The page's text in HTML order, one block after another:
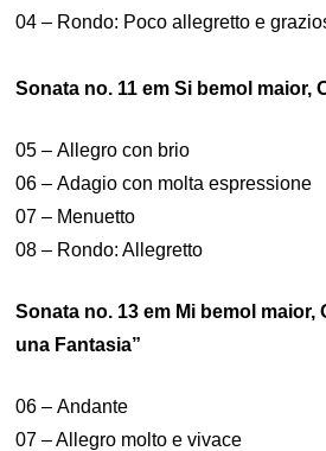
04 – Rondo: Poco allegretto e
Sonata no. 11 em Si bemol maior,
05 – Allegro con brio
06 – Adagio con molta espressione
07 – Menuetto
08 – Rondo: Allegretto
Sonata no. 13 em Mi bemol maior,
una Fantasia”
06 – Andante
07 – Allegro molto e vivace